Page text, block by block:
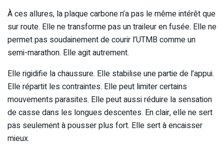
À ces allures, la plaque carbone n’a pas le même intérêt que
sur route. Elle ne transforme pas un traileur en fusée. Elle ne
permet pas soudainement de courir l’UTMB comme un
semi-marathon. Elle agit autrement.
Elle rigidifie la chaussure. Elle stabilise une partie de l’appui.
Elle répartit les contraintes. Elle peut limiter certains
mouvements parasites. Elle peut aussi réduire la sensation
de casse dans les longues descentes. En clair, elle ne sert
pas seulement à pousser plus fort. Elle sert à encaisser
mieux.